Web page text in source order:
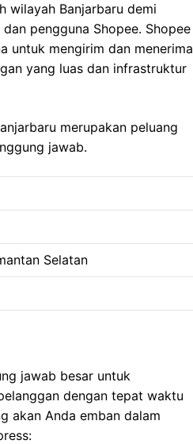
wilayah Banjarbaru demi
pengguna Shopee. Shopee
untuk mengirim dan menerima
yang luas dan infrastruktur
merupakan peluang
jawab.
Selatan
jawab besar untuk
dengan tepat waktu
akan Anda emban dalam